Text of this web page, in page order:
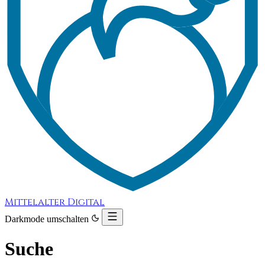
Mittelalter Digital
Darkmode umschalten
Suche